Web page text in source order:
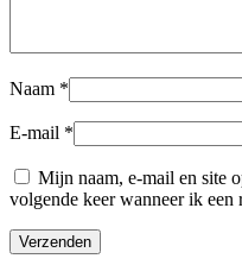
Naam *
E-mail *
Mijn naam, e-mail en site
volgende keer wanneer ik een